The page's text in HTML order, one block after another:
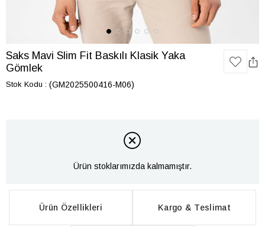
Saks Mavi Slim Fit Baskılı Klasik Yaka
Gömlek
Stok Kodu (GM2025500416-M06)
Ürün stoklarımızda kalmamıştır.
Ürün Özellikleri Kargo & Teslimat